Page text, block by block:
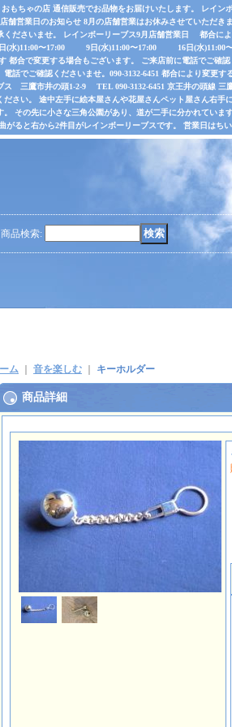
もちゃの店 通信販売でお品物をお届けいたします。 レイ
営業日のお知らせ 8月の店舗営業はお休みさせていただき
くださいませ。 レインボーリーブス9月店舗営業日 都合に
(水)11:00〜17:00 9日(水)11:00〜17:00 16日(水)11:00
都合で変更する場合もございます。 ご来店前に電話でご確
話でご確認くださいませ。090-3132-6451 都合により変更
ス 三鷹市井の頭1-2-9 TEL 090-3132-6451 京王井の頭線
さい。 途中左手に絵本屋さんや花屋さんペット屋さん右
。 その先に小さな三角公園があり、道が二手に分かれてい
がると右から2件目がレインボーリーブスです。 営業日はちい
商品検索:
ム 音を楽しむ キーホルダー
商品詳細